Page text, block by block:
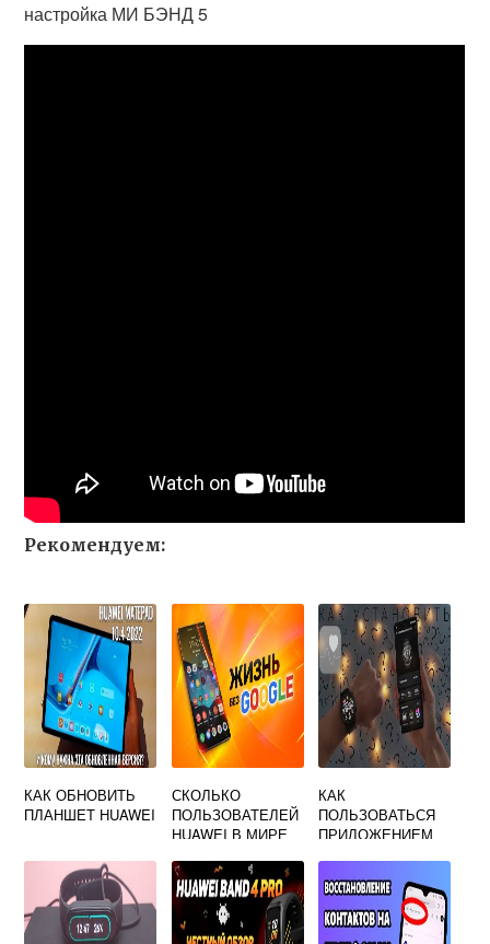
настройка МИ БЭНД 5
Рекомендуем:
КАК ОБНОВИТЬ
ПЛАНШЕТ HUAWEI
СКОЛЬКО
ПОЛЬЗОВАТЕЛЕЙ
HUAWEI В МИРЕ
КАК
ПОЛЬЗОВАТЬСЯ
ПРИЛОЖЕНИЕМ
HUAWEI